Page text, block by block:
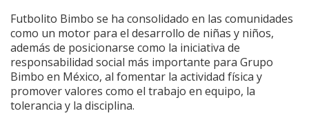
Futbolito Bimbo se ha consolidado en las comunidades
como un motor para el desarrollo de niñas y niños,
además de posicionarse como la iniciativa de
responsabilidad social más importante para Grupo
Bimbo en México, al fomentar la actividad física y
promover valores como el trabajo en equipo, la
tolerancia y la disciplina.